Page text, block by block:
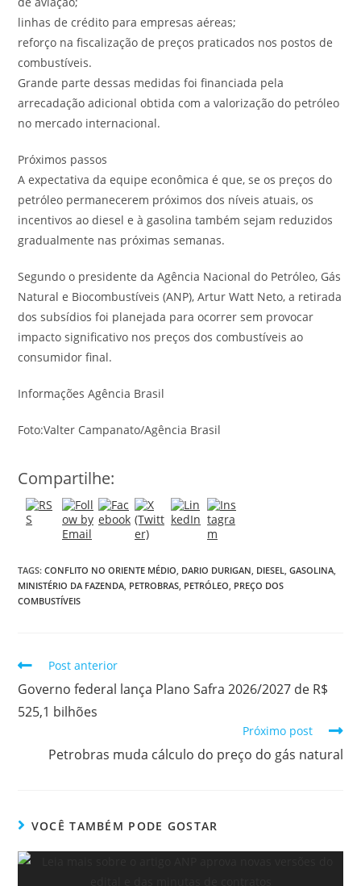
linhas de crédito para empresas aéreas;
reforço na fiscalização de preços praticados nos postos de
combustíveis.
Grande parte dessas medidas foi financiada pela
arrecadação adicional obtida com a valorização do petróleo
no mercado internacional.
Próximos passos
A expectativa da equipe econômica é que, se os preços do
petróleo permanecerem próximos dos níveis atuais, os
incentivos ao diesel e à gasolina também sejam reduzidos
gradualmente nas próximas semanas.
Segundo o presidente da Agência Nacional do Petróleo, Gás
Natural e Biocombustíveis (ANP), Artur Watt Neto, a retirada
dos subsídios foi planejada para ocorrer sem provocar
impacto significativo nos preços dos combustíveis ao
consumidor final.
Informações Agência Brasil
Foto:Valter Campanato/Agência Brasil
Compartilhe:
TAGS:CONFLITO NO ORIENTE MÉDIO, DARIO DURIGAN, DIESEL, GASOLINA,
MINISTÉRIO DA FAZENDA, PETROBRAS, PETRÓLEO, PREÇO DOS
COMBUSTÍVEIS
Post anterior
Governo federal lança Plano Safra 2026/2027 de R$
525,1 bilhões
Próximo post
Petrobras muda cálculo do preço do gás natural
VOCÊ TAMBÉM PODE GOSTAR